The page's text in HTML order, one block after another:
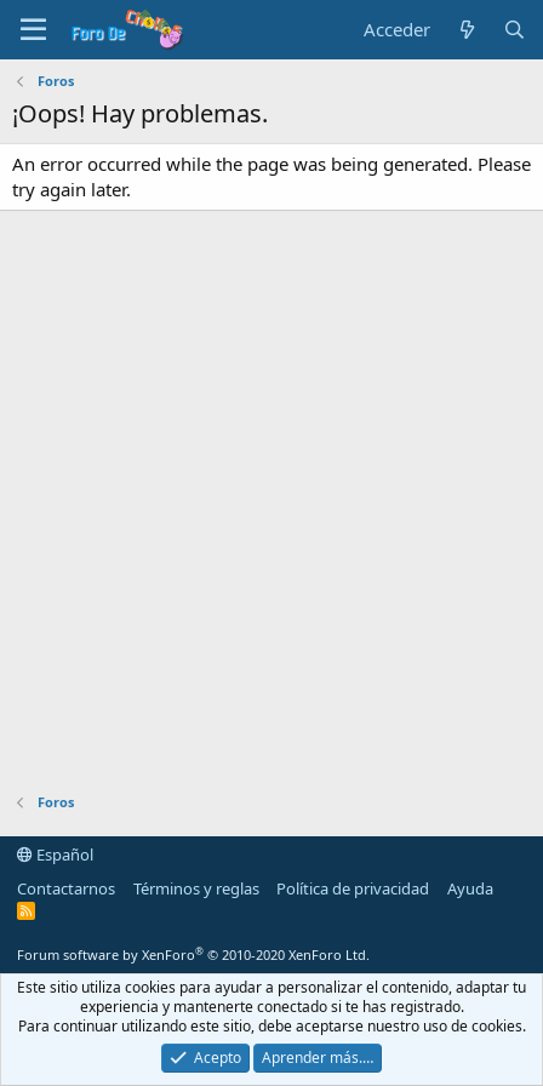
Acceder
Foros
¡Oops! Hay problemas.
An error occurred while the page was being generated. Please
try again later.
Foros
Español
Contactarnos
Términos y reglas Política de privacidad Ayuda
R
Forum software by XenForo® © 2010-2020 XenForo Ltd.
Este sitio utiliza cookies para ayudar a personalizar el contenido, adaptar tu
experiencia y mantenerte conectado si te has registrado.
Para continuar utilizando este sitio, debe aceptarse nuestro uso de cookies.
Acepto
Aprender más.…